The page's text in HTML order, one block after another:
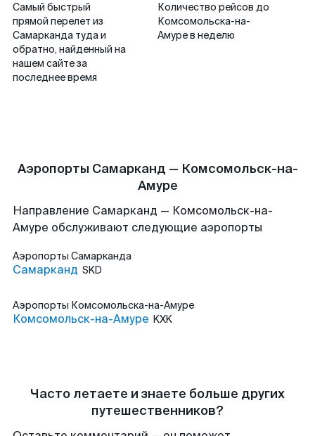
Самый быстрый
прямой перелет из
Самарканда туда и
обратно, найденный на
нашем сайте за
последнее время
Количество рейсов до
Комсомольска-на-
Амуре в неделю
Аэропорты Самарканд — Комсомольск-на-
Амуре
Направление Самарканд — Комсомольск-на-
Амуре обслуживают следующие аэропорты
Аэропорты Самарканда
Самарканд SKD
Аэропорты Комсомольска-на-Амуре
Комсомольск-на-Амуре KXK
Часто летаете и знаете больше других
путешественников?